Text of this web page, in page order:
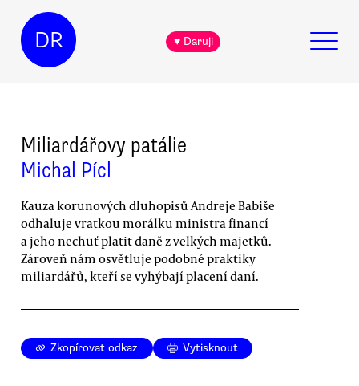
DR ♥ Daruji
Miliardářovy patálie
Michal Pícl
Kauza korunových dluhopisů Andreje Babiše
odhaluje vratkou morálku ministra financí
a jeho nechuť platit daně z velkých majetků.
Zároveň nám osvětluje podobné praktiky
miliardářů, kteří se vyhýbají placení daní.
Zkopírovat odkaz Vytisknout